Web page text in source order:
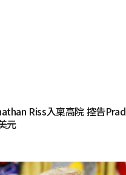
Riss入稟高院 控告
元